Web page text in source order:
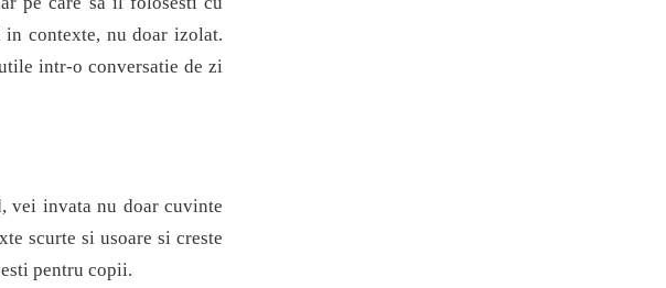
contexte, nu doar izolat.
intr-o conversatie de zi
vei invata nu doar cuvinte
scurte si usoare si creste
pentru copii.